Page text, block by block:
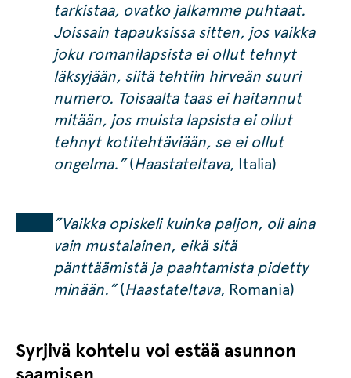
tarkistaa, ovatko jalkamme puhtaat.
Joissain tapauksissa sitten, jos vaikka
joku romanilapsista ei ollut tehnyt
läksyjään, siitä tehtiin hirveän suuri
numero. Toisaalta taas ei haitannut
mitään, jos muista lapsista ei ollut
tehnyt kotitehtäviään, se ei ollut
ongelma.”(Haastateltava, Italia)
”Vaikka opiskeli kuinka paljon, oli aina
vain mustalainen, eikä sitä
pänttäämistä ja paahtamista pidetty
minään.”(Haastateltava, Romania)
Syrjivä kohtelu voi estää asunnon